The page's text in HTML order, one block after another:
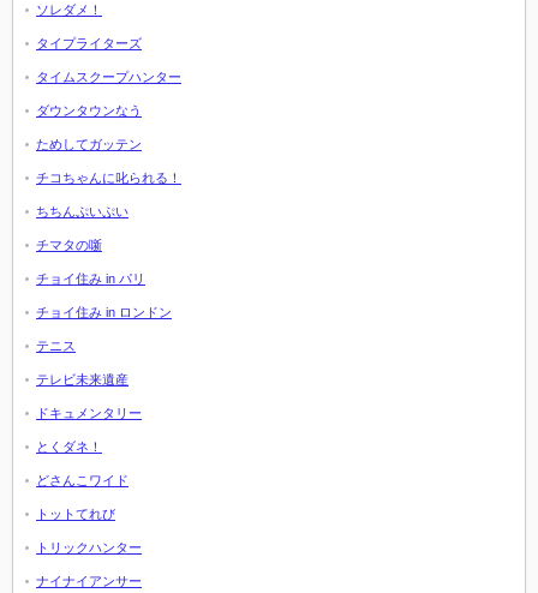
ソレダメ！
タイプライターズ
タイムスクープハンター
ダウンタウンなう
ためしてガッテン
チコちゃんに叱られる！
ちちんぷいぷい
チマタの噺
チョイ住み in パリ
チョイ住み in ロンドン
テニス
テレビ未来遺産
ドキュメンタリー
とくダネ！
どさんこワイド
トットてれび
トリックハンター
ナイナイアンサー